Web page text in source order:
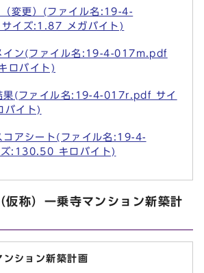
（変更）(ファイル名:19-4-
イズ:1.87 メガバイト)
イン(ファイル名:19-4-017m.pdf
ロバイト)
果(ファイル名:19-4-017r.pdf サイ
イト)
コアシート(ファイル名:19-4-
:130.50 キロバイト)
称）一乗寺マンション新築計
ンション新築計画